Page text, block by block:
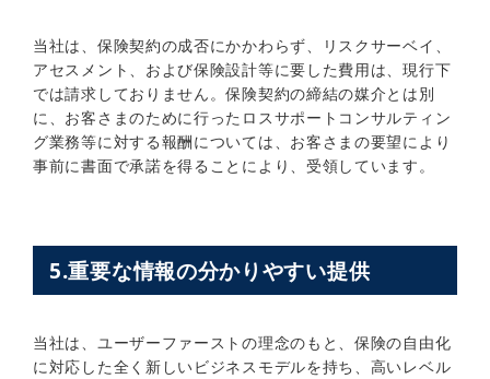
当社は、保険契約の成否にかかわらず、リスクサーベイ、
アセスメント、および保険設計等に要した費用は、現行下
では請求しておりません。保険契約の締結の媒介とは別
に、お客さまのために行ったロスサポートコンサルティン
グ業務等に対する報酬については、お客さまの要望により
事前に書面で承諾を得ることにより、受領しています。
5.重要な情報の分かりやすい提供
当社は、ユーザーファーストの理念のもと、保険の自由化
に対応した全く新しいビジネスモデルを持ち、高いレベル